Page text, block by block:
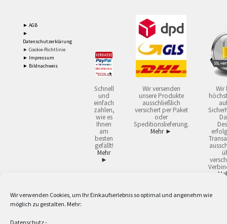
Wir verwenden Cookies, um Ihr Einkaufserlebnis so optimal und angenehm wie
möglich zu gestalten. Mehr:
Datenschutz-
► AGB
►
Datenschutzerklärung
► Cookie-Richtlinie
► Impressum
► Bildnachweis
Schnell
und
einfach
zahlen,
wie es
Ihnen
am
besten
gefällt!
Mehr
►
Wir versenden
unsere Produkte
ausschließlich
versichert per Paket
oder
Speditionslieferung.
Mehr ►
Wir
2 Lieferzeiten gelten mit Express-24.
Versandkostenfrei ab 59,90 € Nettowarenwert. Inseln ausgenommen. Unsere